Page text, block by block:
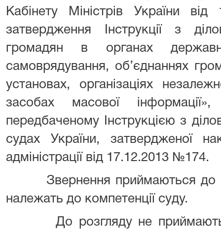
Кабінету Міністрів України
затвердження Інструкції з
громадян в органах
самоврядування, об’єднаннях
установах, організаціях
засобах масової
передбаченому Інструкцією з
судах України, затвердженої
адміністрації від 17.12.2013 №174.
Звернення приймаються до
належать до компетенції суду.
До розгляду не